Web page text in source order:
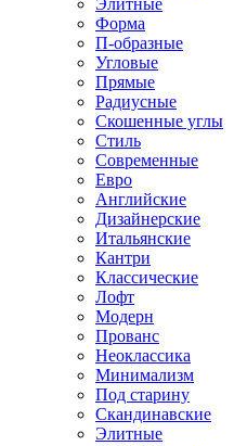
Элитные
Форма
П-образные
Угловые
Прямые
Радиусные
Скошенные углы
Стиль
Современные
Евро
Английские
Дизайнерские
Итальянские
Кантри
Классические
Лофт
Модерн
Прованс
Неоклассика
Минимализм
Под старину
Скандинавские
Элитные